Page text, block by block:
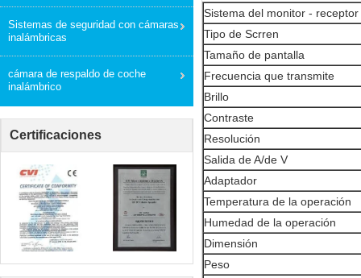
Sistemas de seguridad con cámaras
inalámbricas
cámara de respaldo de coche
inalámbrico
Certificaciones
Sistema del monitor - receptor
Tipo de Scrren
Tamaño de pantalla
Frecuencia que transmite
Brillo
Contraste
Resolución
Salida de A/de V
Adaptador
Temperatura de la operación
Humedad de la operación
Dimensión
Peso